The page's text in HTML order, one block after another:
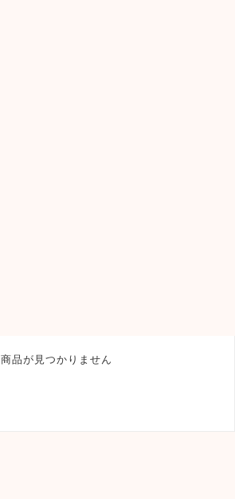
商品が見つかりません